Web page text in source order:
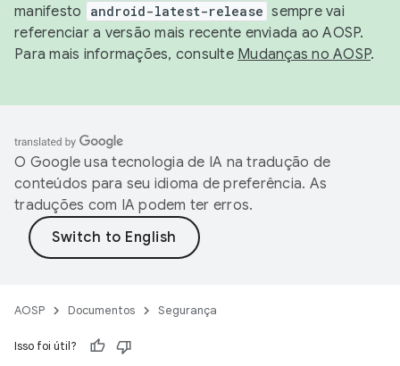
manifesto
android-latest-release sempre vai
referenciar a versão mais recente enviada ao AOSP.
Para mais informações, consulte Mudanças no AOSP.
O Google usa tecnologia de IA na tradução de
conteúdos para seu idioma de preferência. As
traduções com IA podem ter erros.
AOSP Documentos Segurança
Isso foi útil?